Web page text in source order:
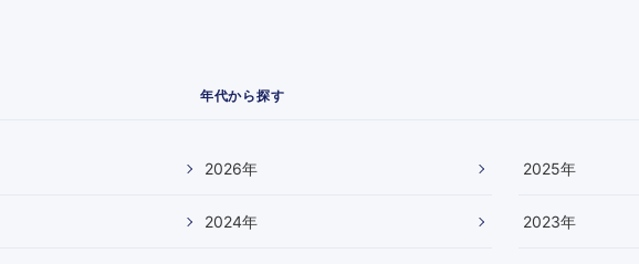
年代から探す
2026年 2025年
2024年 2023年